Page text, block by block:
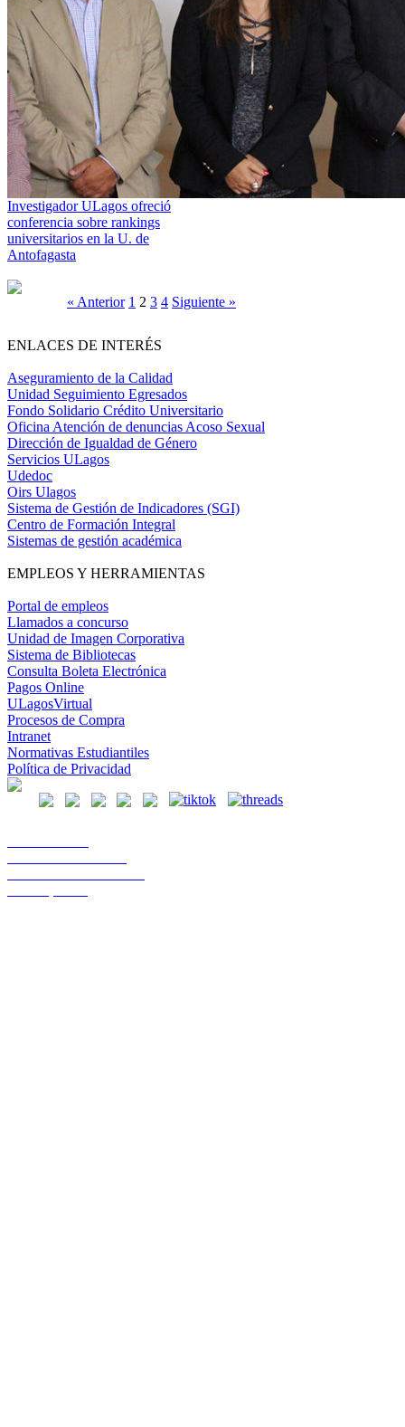
Investigador ULagos ofreció
conferencia sobre rankings
universitarios en la U. de
Antofagasta
« Anterior 1 2 3 4 Siguiente »
ENLACES DE INTERÉS
Aseguramiento de la Calidad
Unidad Seguimiento Egresados
Fondo Solidario Crédito Universitario
Oficina Atención de denuncias Acoso Sexual
Dirección de Igualdad de Género
Servicios ULagos
Udedoc
Oirs Ulagos
Sistema de Gestión de Indicadores (SGI)
Centro de Formación Integral
Sistemas de gestión académica
EMPLEOS Y HERRAMIENTAS
Portal de empleos
Llamados a concurso
Unidad de Imagen Corporativa
Sistema de Bibliotecas
Consulta Boleta Electrónica
Pagos Online
ULagosVirtual
Procesos de Compra
Intranet
Normativas Estudiantiles
Política de Privacidad